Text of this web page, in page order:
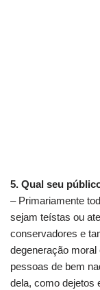
5. Qual seu
– Primariamente
sejam teístas ou
conservadores e
degeneração
pessoas de bem
dela, como dejetos